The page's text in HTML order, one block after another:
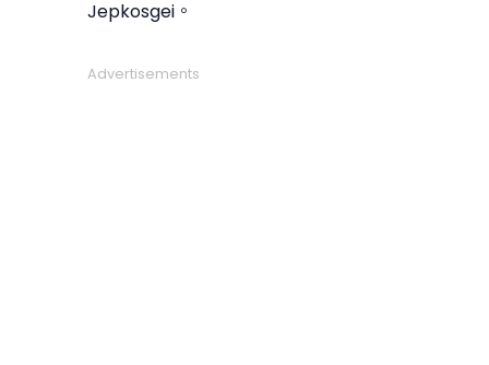
Jepkosgei。
Advertisements